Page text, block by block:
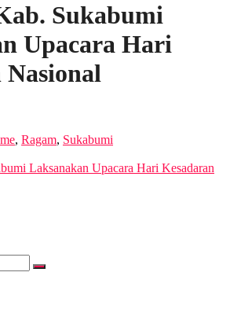
Sukabumi
Upacara Hari
Nasional
, Ragam, Sukabumi